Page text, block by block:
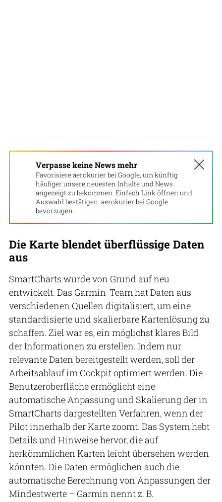
Verpasse keine News mehr
Favorisiere aerokurier bei Google, um künftig
häufiger unsere neuesten Inhalte und News
angezeigt zu bekommen. Einfach Link öffnen und
Auswahl bestätigen: aerokurier bei Google
bevorzugen.
Die Karte blendet überflüssige Daten
aus
SmartCharts wurde von Grund auf neu
entwickelt. Das Garmin-Team hat Daten aus
verschiedenen Quellen digitalisiert, um eine
standardisierte und skalierbare Kartenlösung zu
schaffen. Ziel war es, ein möglichst klares Bild
der Informationen zu erstellen. Indem nur
relevante Daten bereitgestellt werden, soll der
Arbeitsablauf im Cockpit optimiert werden. Die
Benutzeroberfläche ermöglicht eine
automatische Anpassung und Skalierung der in
SmartCharts dargestellten Verfahren, wenn der
Pilot innerhalb der Karte zoomt. Das System hebt
Details und Hinweise hervor, die auf
herkömmlichen Karten leicht übersehen werden
könnten. Die Daten ermöglichen auch die
automatische Berechnung von Anpassungen der
Mindestwerte – Garmin nennt z. B.